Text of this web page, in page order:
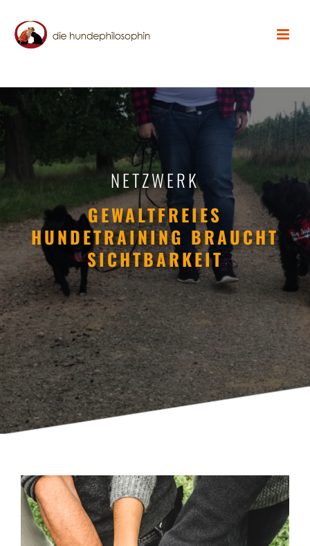
NETZWERK
GEWALTFREIES
HUNDETRAINING BRAUCHT
SICHTBARKEIT